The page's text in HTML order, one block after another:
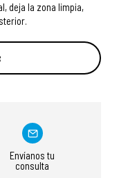
deja la zona limpia,
Envíanos tu
consulta